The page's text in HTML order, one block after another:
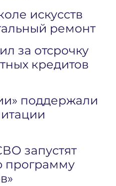
искусств
ремонт
за отсрочку
кредитов
поддержали
запустят
программу